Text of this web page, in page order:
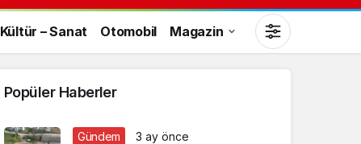
Kültür – Sanat Otomobil Magazin
Popüler Haberler
Gündem 3 ay önce